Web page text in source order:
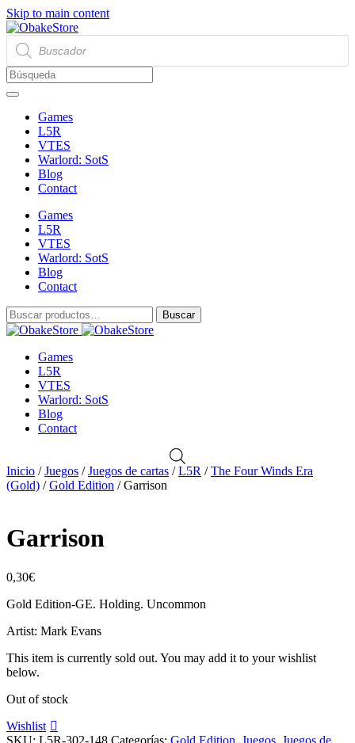
Skip to main content
Búsqueda
de
productos
Games
L5R
VTES
Warlord: SotS
Blog
Contact
Games
L5R
VTES
Warlord: SotS
Blog
Contact
Buscar
por:
Buscar
Games
L5R
VTES
Warlord: SotS
Blog
Contact
Inicio /Juegos /Juegos de cartas /L5R /The Four Winds Era
(Gold) /Gold Edition / Garrison
Garrison
0,30€
Gold Edition-GE. Holding. Uncommon
Artist: Mark Evans
This item is currently sold out. You may add it to your wishlist
below.
Out of stock
Wishlist
SKU: L5R-302-148 Categorías: Gold Edition, Juegos, Juegos de